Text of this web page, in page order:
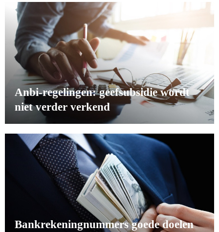
Anbi-regelingen: geefsubsidie wordt
niet verder verkend
Bankrekeningnummers goede doelen